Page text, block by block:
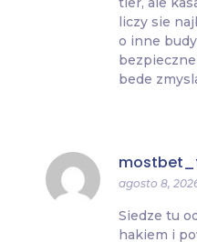
liczy sie
o inne
bede
agosto 8,
Siedze tu
hakiem i